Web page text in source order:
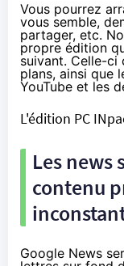
Vous pourrez
vous semble,
partager, etc.
propre édition
suivant. Celle-ci
plans, ainsi que
YouTube et les
L'édition PC
Les news
contenu
Google News